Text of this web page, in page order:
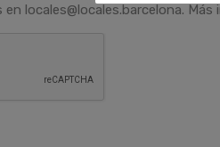
locales@locales.barcelona.